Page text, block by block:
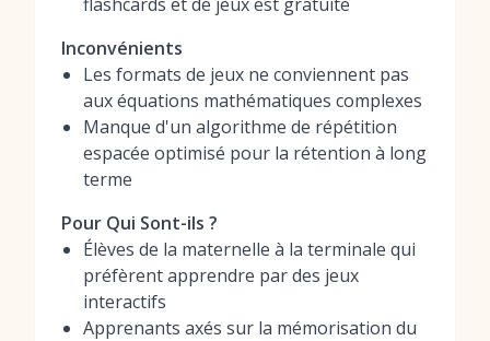
Inconvénients
Les formats de jeux ne conviennent pas
aux équations mathématiques complexes
Manque d'un algorithme de répétition
espacée optimisé pour la rétention à long
terme
Pour Qui Sont-ils ?
Élèves de la maternelle à la terminale qui
préfèrent apprendre par des jeux
interactifs
Apprenants axés sur la mémorisation du